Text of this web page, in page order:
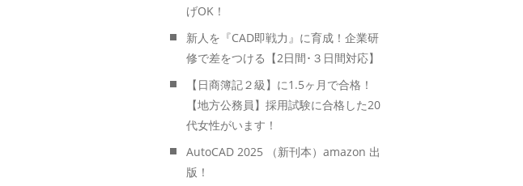
げOK！
新人を『CAD即戦力』に育成！企業研
修で差をつける【2日間･３日間対応】
【日商簿記２級】に1.5ヶ月で合格！
【地方公務員】採用試験に合格した20
代女性がいます！
AutoCAD 2025 （新刊本）amazon 出
版！